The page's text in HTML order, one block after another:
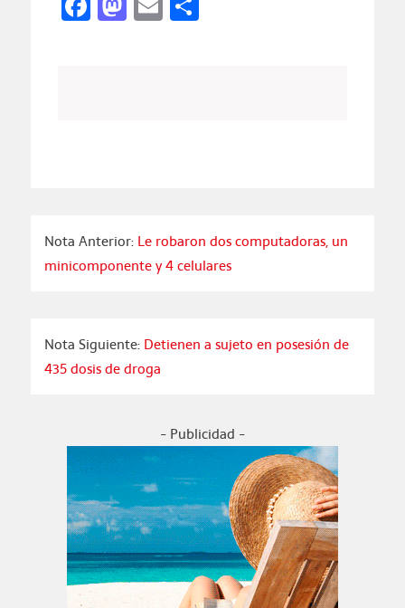
Nota Anterior:Le robaron dos computadoras, un
minicomponente y 4 celulares
Nota Siguiente: Detienen a sujeto en posesión de
435 dosis de droga
- Publicidad -